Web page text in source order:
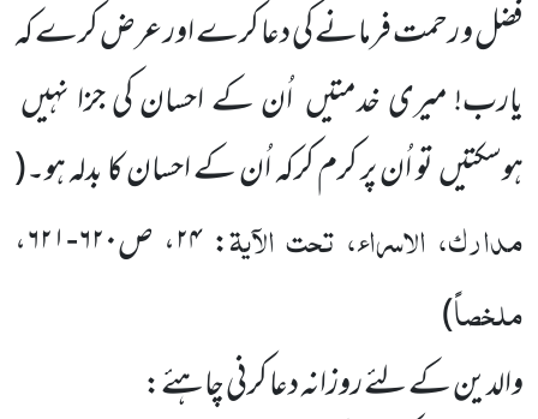
فضل و رحمت فرمانے کی دعا کرے اور عرض کرے کہ
یارب! میری خدمتیں اُن کے احسان کی جزا نہیں
ہوسکتیں تو اُن پر کرم کرکہ اُن کے احسان کا بدلہ ہو۔(
مدارک، الاسراء، تحت الآیۃ:۲۴، ص۶۲۰-۶۲۱ ،
ملخصاً)
والدین کے لئے روزانہ دعا کرنی چاہئے: